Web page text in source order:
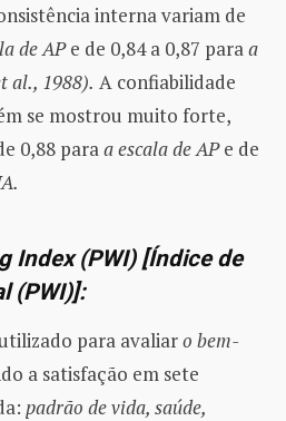
interna variam de
de APe de 0,84 a 0,87 paraa
al., 1988). A confiabilidade
se mostrou muito forte,
0,88 paraa escala de APe de
Index (PWI) [Índice de
(PWI)]:
para avaliaro bem-
a satisfação em sete
padrão de vida, saúde,